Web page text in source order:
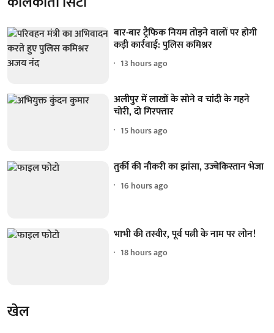
बार-बार ट्रैफिक नियम तोड़ने वालों पर होगी
कड़ी कार्रवाई: पुलिस कमिश्नर
13 hours ago
अलीपुर में लाखों के सोने व चांदी के गहने
चोरी, दो गिरफ्तार
15 hours ago
तुर्की की नौकरी का झांसा, उज्बेकिस्तान भेजा
16 hours ago
भाभी की तस्वीर, पूर्व पत्नी के नाम पर लोन!
18 hours ago
खेल